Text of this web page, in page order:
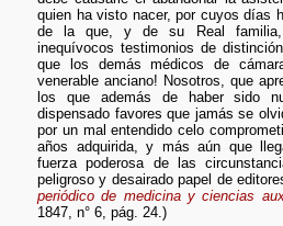
quien ha visto nacer, por cuyos días
de la que, y de su Real familia,
inequívocos testimonios de
que los demás médicos de
venerable anciano! Nosotros, que
los que además de haber sido
dispensado favores que jamás se
por un mal entendido celo
años adquirida, y más aún que
fuerza poderosa de las
peligroso y desairado papel de
periódico de medicina y ciencias
1847, n° 6, pág. 24.)